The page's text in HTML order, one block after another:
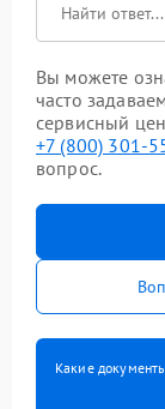
Вы можете
часто
сервисный
+7 (800) 301-
вопрос.
Какие